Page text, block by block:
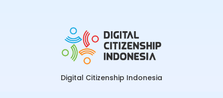
Digital Citizenship Indonesia